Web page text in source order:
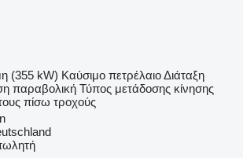
(355 kW) Καύσιμο πετρέλαιοΔιάταξη
παραβολική Τύπος μετάδοσης κίνησης
πίσω τροχούς